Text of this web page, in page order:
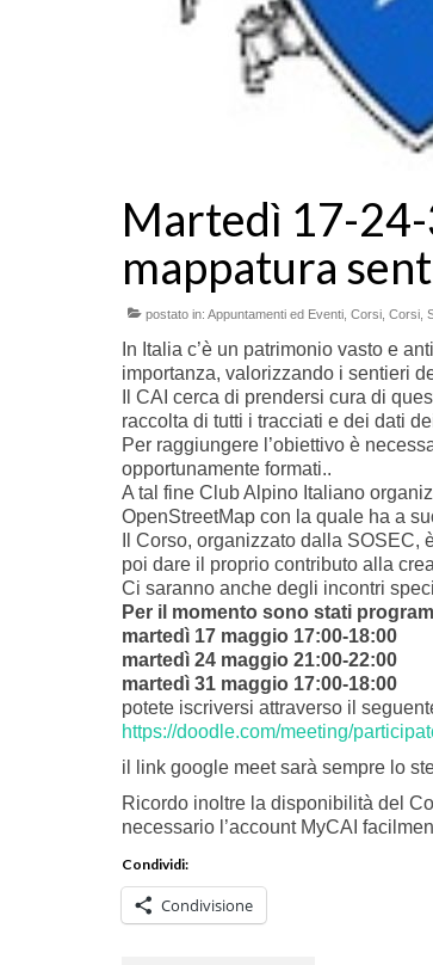
Martedì 17-
mappatura
postato in: Appuntamenti ed Eventi Corsi Corsi,
In Italia c’è un patrimonio vasto e
importanza, valorizzando i sentieri
Il CAI cerca di prendersi cura di
raccolta di tutti i tracciati e dei dati
Per raggiungere l’obiettivo è
opportunamente formati..
A tal fine Club Alpino Italiano
OpenStreetMap con la quale ha a
Il Corso, organizzato dalla
poi dare il proprio contributo alla
Ci saranno anche degli incontri
Per il momento sono stati
martedì 17 maggio 17:00-18:00
martedì 24 maggio 21:00-22:00
martedì 31 maggio 17:00-18:00
potete iscriversi attraverso il
https://doodle.com/meeting/
il link google meet sarà sempre lo
Ricordo inoltre la disponibilità del
necessario l’account MyCAI
Condividi:
Condivisione